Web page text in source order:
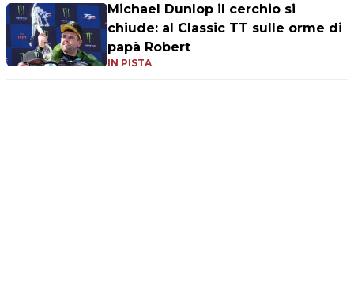
Michael Dunlop il cerchio si
chiude: al Classic TT sulle orme di
papà Robert
IN PISTA